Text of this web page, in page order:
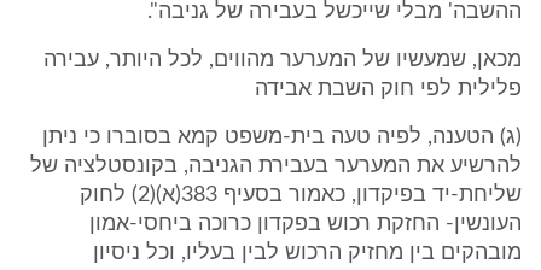
ההשבה' מבלי שייכשל בעבירה של גניבה".
מכאן, שמעשיו של המערער מהווים, לכל היותר, עבירה
פלילית לפי חוק השבת אבידה
(ג) הטענה, לפיה טעה בית-משפט קמא בסוברו כי ניתן
להרשיע את המערער בעבירת הגניבה, בקונסטלציה של
שליחת-יד בפיקדון, כאמור בסעיף 383(א)(2) לחוק
העונשין- החזקת רכוש בפקדון כרוכה ביחסי-אמון
מובהקים בין מחזיק הרכוש לבין בעליו, וכל ניסיון